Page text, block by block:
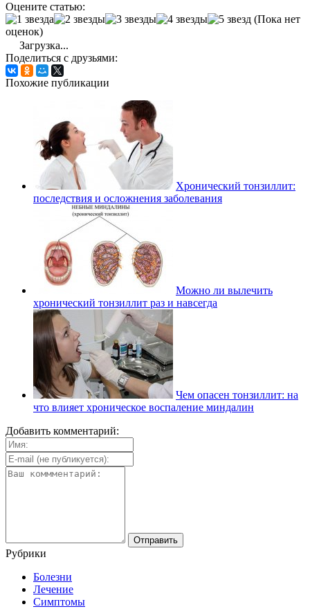
Оцените статью:
(Пока нет
оценок)
Загрузка...
Поделиться с друзьями:
Похожие публикации
Хронический тонзиллит:
последствия и осложнения заболевания
Можно ли вылечить
хронический тонзиллит раз и навсегда
Чем опасен тонзиллит: на
что влияет хроническое воспаление миндалин
Добавить комментарий:
Рубрики
Болезни
Лечение
Симптомы